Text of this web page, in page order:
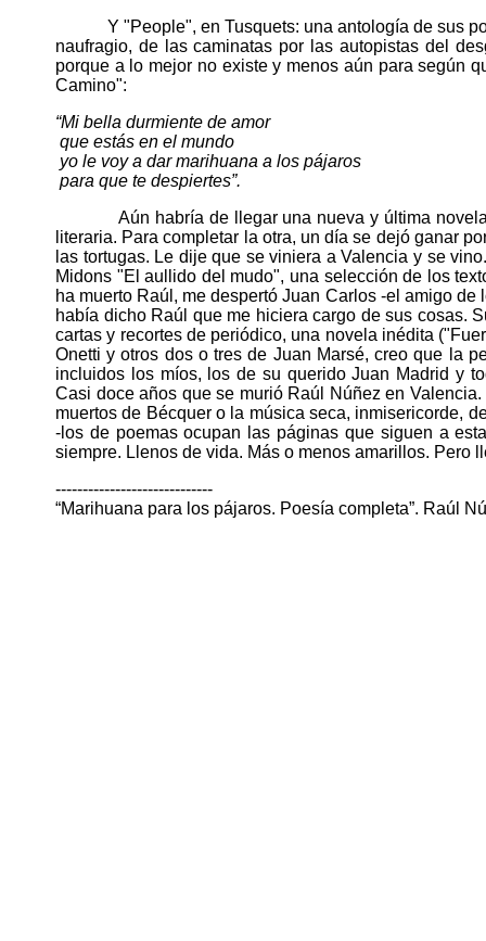
Y "People", en Tusquets: una antología de sus
naufragio, de las caminatas por las autopistas del
porque a lo mejor no existe y menos aún para según
Camino":
“Mi bella durmiente de amor
que estás en el mundo
yo le voy a dar marihuana a los pájaros
para que te despiertes”.
Aún habría de llegar una nueva y última novela:
literaria. Para completar la otra, un día se dejó ganar
las tortugas. Le dije que se viniera a Valencia y se
Midons "El aullido del mudo", una selección de los
ha muerto Raúl, me despertó Juan Carlos -el amigo
había dicho Raúl que me hiciera cargo de sus cosas.
cartas y recortes de periódico, una novela inédita
Onetti y otros dos o tres de Juan Marsé, creo que la
incluidos los míos, los de su querido Juan Madrid y
Casi doce años que se murió Raúl Núñez en
muertos de Bécquer o la música seca, inmisericorde,
-los de poemas ocupan las páginas que siguen a
siempre. Llenos de vida. Más o menos amarillos. Pero
-----------------------------
“Marihuana para los pájaros. Poesía completa”. Raúl